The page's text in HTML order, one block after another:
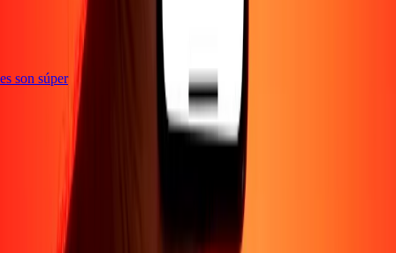
son súper
Blog Corporativo